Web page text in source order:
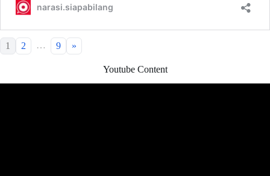
1 2 … 9 »
Youtube Content